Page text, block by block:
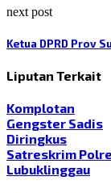
next post
Ketua DPRD Prov
Liputan Terkait
Komplotan
Gengster Sadis
Diringkus
Satreskrim
Lubuklinggau